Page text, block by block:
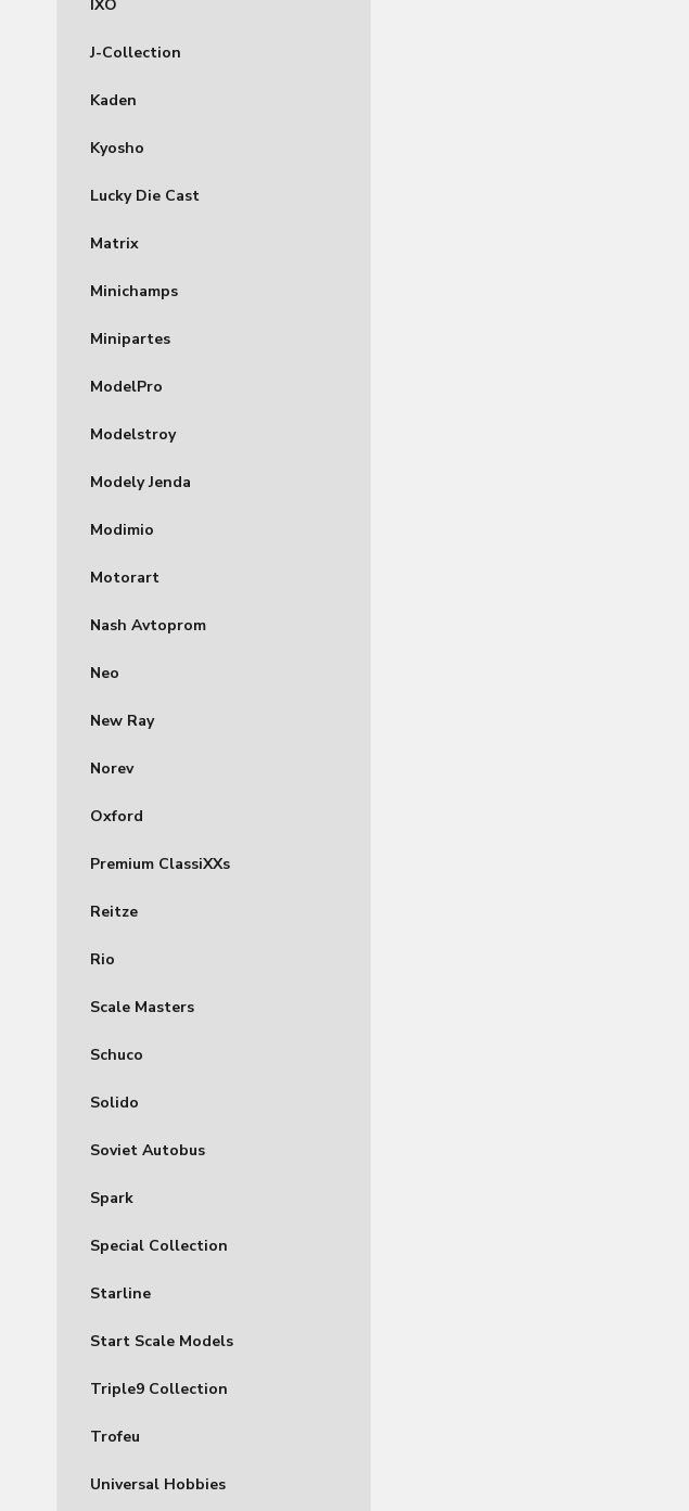
IXO
J-Collection
Kaden
Kyosho
Lucky Die Cast
Matrix
Minichamps
Minipartes
ModelPro
Modelstroy
Modely Jenda
Modimio
Motorart
Nash Avtoprom
Neo
New Ray
Norev
Oxford
Premium ClassiXXs
Reitze
Rio
Scale Masters
Schuco
Solido
Soviet Autobus
Spark
Special Collection
Starline
Start Scale Models
Triple9 Collection
Trofeu
Universal Hobbies